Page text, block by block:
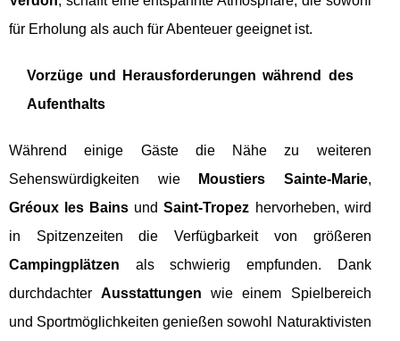
für Erholung als auch für Abenteuer geeignet ist.
Vorzüge und Herausforderungen während des
Aufenthalts
Während einige Gäste die Nähe zu weiteren
Sehenswürdigkeiten wie
Moustiers Sainte-Marie,
Gréoux les Bains undSaint-Tropez hervorheben, wird
in Spitzenzeiten die Verfügbarkeit von größeren
Campingplätzen als schwierig empfunden. Dank
durchdachterAusstattungen wie einem Spielbereich
und Sportmöglichkeiten genießen sowohl Naturaktivisten